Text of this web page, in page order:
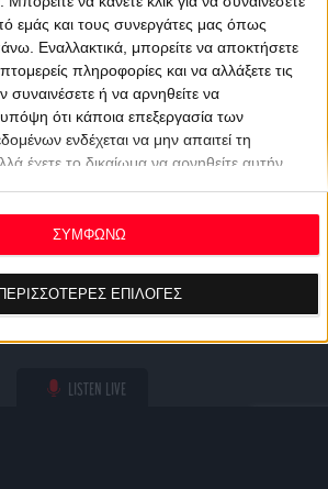
εμάς και τους συνεργάτες μας όπως
Εναλλακτικά, μπορείτε να αποκτήσετε
πληροφορίες και να αλλάξετε τις
συναινέσετε ή να αρνηθείτε να
ότι κάποια επεξεργασία των
ενδέχεται να μην απαιτεί τη
έχετε το δικαίωμα να αρνηθείτε αυτήν
σας ανά πάσα στιγμή
τον ιστότοπο και κάνοντας κλικ στο
κάτω μέρος της ιστοσελίδας.
ΠΕΡΙΣΣΟΤΕΡΕΣ ΕΠΙΛΟΓΕΣ
ΣΥΜΦΩΝΩ
LISTEN LIVE